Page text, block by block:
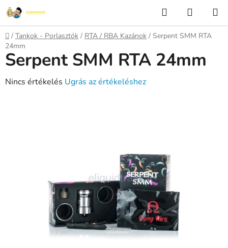
Ugrás
fő
tartalomhoz
KeresésKOSÁR
Kezdőlap
/ Tankok - Porlasztók / RTA / RBA Kazánok / Serpent SMM RTA
24mm
Serpent SMM RTA 24mm
A
Nincs értékelés Ugrás az értékeléshez